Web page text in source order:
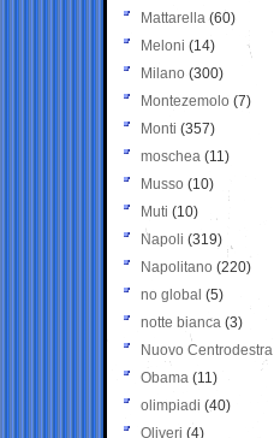
Mattarella (60)
Meloni (14)
Milano (300)
Montezemolo (7)
Monti (357)
moschea (11)
Musso (10)
Muti (10)
Napoli (319)
Napolitano (220)
no global (5)
notte bianca (3)
Nuovo Centrodestra
Obama (11)
olimpiadi (40)
Oliveri (4)